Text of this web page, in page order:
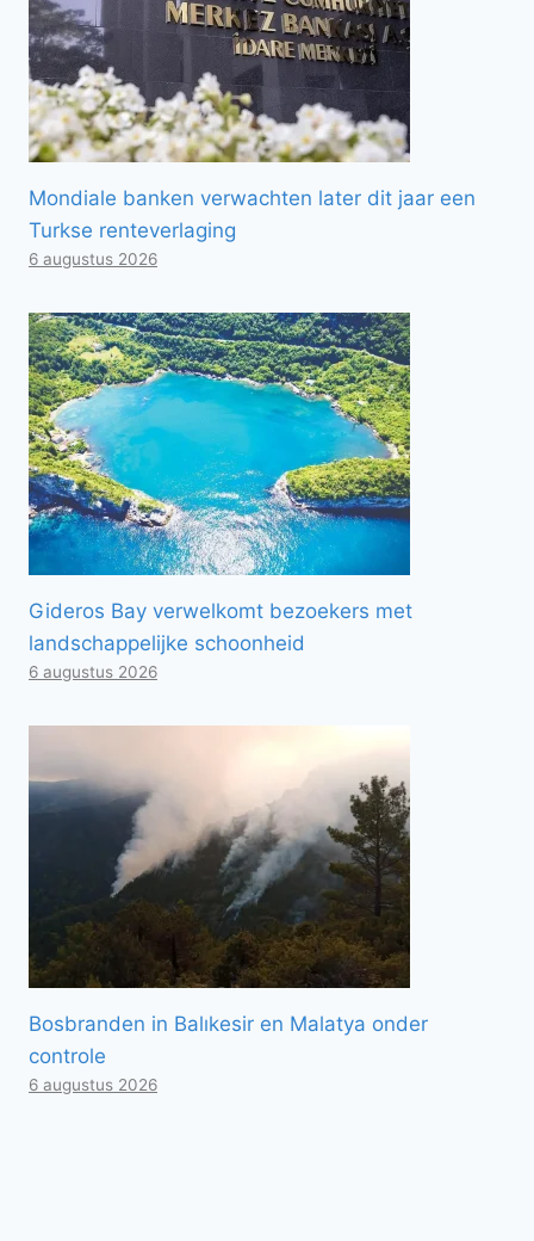
Mondiale banken verwachten later dit jaar een
Turkse renteverlaging
6 augustus 2026
Gideros Bay verwelkomt bezoekers met
landschappelijke schoonheid
6 augustus 2026
Bosbranden in Balıkesir en Malatya onder
controle
6 augustus 2026